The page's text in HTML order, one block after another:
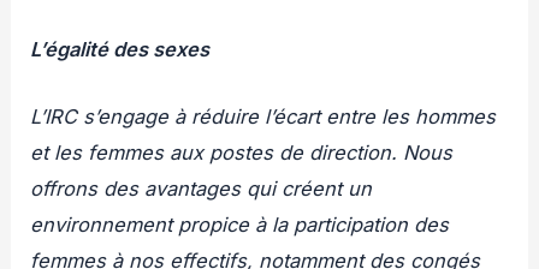
L’égalité des sexes
L’IRC s’engage à réduire l’écart entre les hommes
et les femmes aux postes de direction. Nous
offrons des avantages qui créent un
environnement propice à la participation des
femmes à nos effectifs, notamment des congés